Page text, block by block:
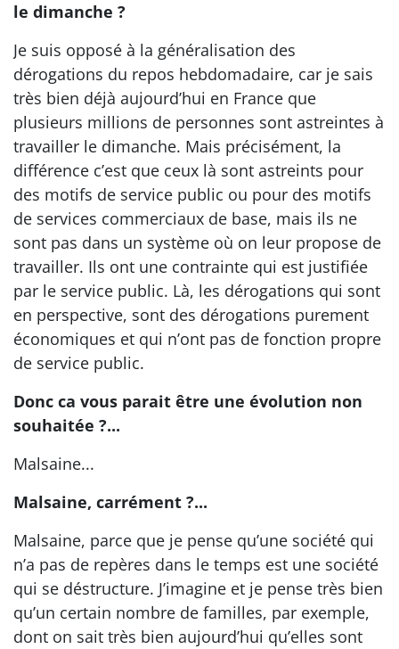
le dimanche ?
Je suis opposé à la généralisation des
dérogations du repos hebdomadaire, car je sais
très bien déjà aujourd’hui en France que
plusieurs millions de personnes sont astreintes à
travailler le dimanche. Mais précisément, la
différence c’est que ceux là sont astreints pour
des motifs de service public ou pour des motifs
de services commerciaux de base, mais ils ne
sont pas dans un système où on leur propose de
travailler. Ils ont une contrainte qui est justifiée
par le service public. Là, les dérogations qui sont
en perspective, sont des dérogations purement
économiques et qui n’ont pas de fonction propre
de service public.
Donc ca vous parait être une évolution non
souhaitée ?...
Malsaine...
Malsaine, carrément ?...
Malsaine, parce que je pense qu’une société qui
n’a pas de repères dans le temps est une société
qui se déstructure. J’imagine et je pense très bien
qu’un certain nombre de familles, par exemple,
dont on sait très bien aujourd’hui qu’elles sont